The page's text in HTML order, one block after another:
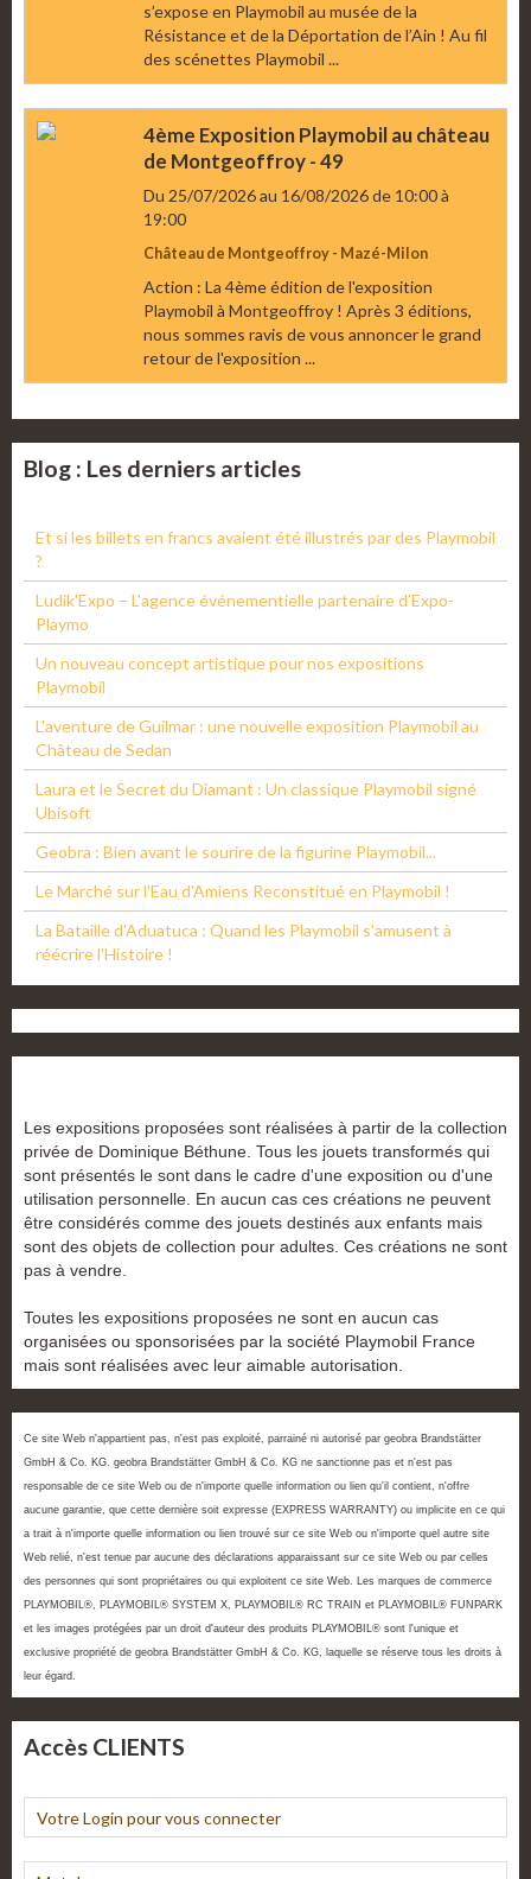
s’expose en Playmobil au musée de la
Résistance et de la Déportation de l’Ain ! Au fil
des scénettes Playmobil ...
4ème Exposition Playmobil au château
de Montgeoffroy - 49
Du 25/07/2026au 16/08/2026de 10:00à
19:00
Château de Montgeoffroy - Mazé-Milon
Action : La 4ème édition de l'exposition
Playmobil à Montgeoffroy ! Après 3 éditions,
nous sommes ravis de vous annoncer le grand
retour de l'exposition ...
Blog : Les derniers articles
Et si les billets en francs avaient été illustrés par des Playmobil
?
Ludik'Expo – L'agence événementielle partenaire d'Expo-
Playmo
Un nouveau concept artistique pour nos expositions
Playmobil
L'aventure de Guilmar : une nouvelle exposition Playmobil au
Château de Sedan
Laura et le Secret du Diamant : Un classique Playmobil signé
Ubisoft
Geobra : Bien avant le sourire de la figurine Playmobil...
Le Marché sur l'Eau d'Amiens Reconstitué en Playmobil !
La Bataille d'Aduatuca : Quand les Playmobil s'amusent à
réécrire l'Histoire !
Les expositions proposées sont réalisées à partir de la collection
privée de Dominique Béthune. Tous les jouets transformés qui
sont présentés le sont dans le cadre d'une exposition ou d'une
utilisation personnelle. En aucun cas ces créations ne peuvent
être considérés comme des jouets destinés aux enfants mais
sont des objets de collection pour adultes. Ces créations ne sont
pas à vendre.
Toutes les expositions proposées ne sont en aucun cas
organisées ou sponsorisées par la société Playmobil France
mais sont réalisées avec leur aimable autorisation.
Ce site Web n'appartient pas, n'est pas exploité, parrainé ni autorisé par geobra Brandstätter
GmbH & Co. KG. geobra Brandstätter GmbH & Co. KG ne sanctionne pas et n'est pas
responsable de ce site Web ou de n'importe quelle information ou lien qu'il contient, n'offre
aucune garantie, que cette dernière soit expresse (EXPRESS WARRANTY) ou implicite en ce qui
a trait à n'importe quelle information ou lien trouvé sur ce site Web ou n'importe quel autre site
Web relié, n'est tenue par aucune des déclarations apparaissant sur ce site Web ou par celles
des personnes qui sont propriétaires ou qui exploitent ce site Web. Les marques de commerce
PLAYMOBIL®, PLAYMOBIL® SYSTEM X, PLAYMOBIL® RC TRAIN et PLAYMOBIL® FUNPARK
et les images protégées par un droit d'auteur des produits PLAYMOBIL® sont l'unique et
exclusive propriété de geobra Brandstätter GmbH & Co. KG, laquelle se réserve tous les droits à
leur égard.
Accès CLIENTS